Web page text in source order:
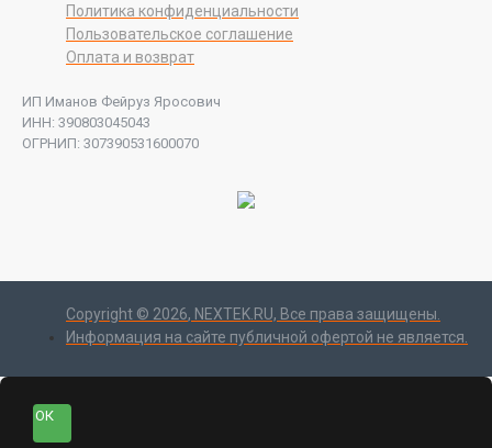
Политика конфиденциальности
Пользовательское соглашение
Оплата и возврат
ИП Иманов Фейруз Яросович
ИНН: 390803045043
ОГРНИП: 307390531600070
Copyright © 2026, NEXTEK.RU, Все права защищены.
Информация на сайте публичной офертой не является.
ОК